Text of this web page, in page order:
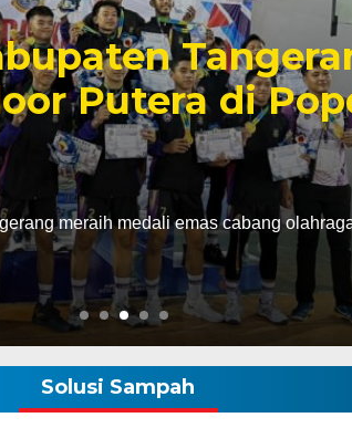
Putera di
meraih medali emas cabang
Solusi Sampah